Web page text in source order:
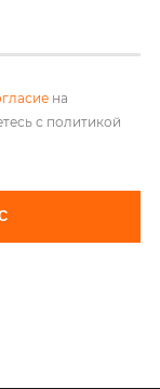
на
с политикой